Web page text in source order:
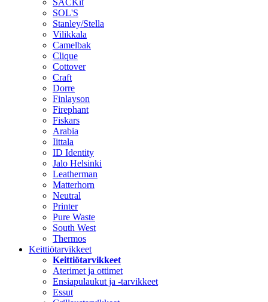
SACKit
SOL'S
Stanley/Stella
Vilikkala
Camelbak
Clique
Cottover
Craft
Dorre
Finlayson
Firephant
Fiskars
Arabia
Iittala
ID Identity
Jalo Helsinki
Leatherman
Matterhorn
Neutral
Printer
Pure Waste
South West
Thermos
Keittiötarvikkeet
Keittiötarvikkeet
Aterimet ja ottimet
Ensiapulaukut ja -tarvikkeet
Essut